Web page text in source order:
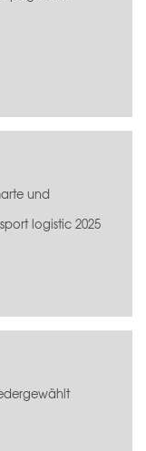
und
logistic 2025